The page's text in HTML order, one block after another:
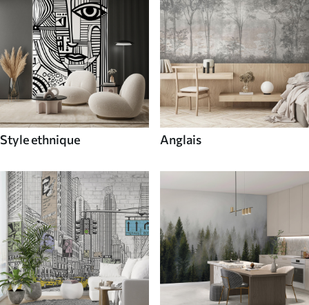
Style ethnique Anglais